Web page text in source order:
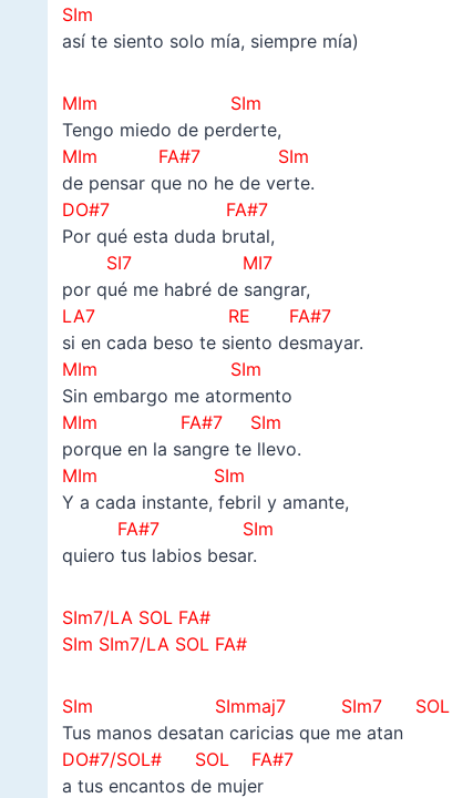
SIm
así te siento solo mía, siempre mía)
MIm SIm
Tengo miedo de perderte,
MIm FA#7 SIm
de pensar que no he de verte.
DO#7 FA#7
Por qué esta duda brutal,
SI7 MI7
por qué me habré de sangrar,
LA7 RE FA#7
si en cada beso te siento desmayar.
MIm SIm
Sin embargo me atormento
MIm FA#7 SIm
porque en la sangre te llevo.
MIm SIm
Y a cada instante, febril y amante,
FA#7 SIm
quiero tus labios besar.
SIm7/LA SOL FA#
SIm SIm7/LA SOL FA#
SIm SImmaj7 SIm7 SOL
Tus manos desatan caricias que me atan
DO#7/SOL# SOL FA#7
a tus encantos de mujer